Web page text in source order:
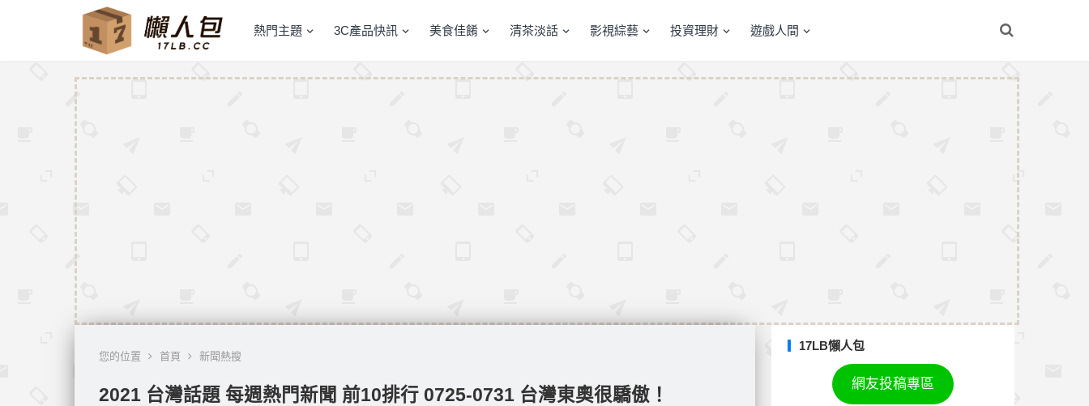
熱門主題 3C產品快訊 美食佳餚 清茶淡話 影視綜藝 投資理財 遊戲人間
您的位置 首頁 新聞熱搜
2021 台灣話題 每週熱門新聞 前10排行 0725-0731 台灣東奧很驕傲！
17LB懶人包
網友投稿專區